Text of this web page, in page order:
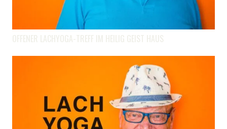
OFFENER LACHYOGA-TREFF IM HEILIG GEIST HAUS